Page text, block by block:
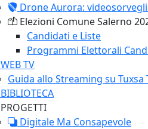
Drone Aurora:
Elezioni Comune Salerno
Candidati e Liste
Programmi Elettorali
WEB TV
Guida allo Streaming su Tuxsa
BIBLIOTECA
PROGETTI
Digitale Ma Consapevole